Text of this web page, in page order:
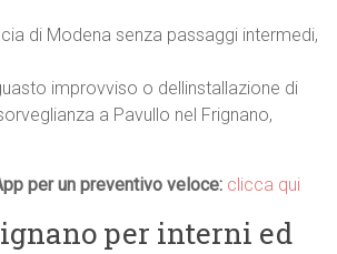
di Modena senza passaggi intermedi,
improvviso o dellinstallazione di
a Pavullo nel Frignano,
per un preventivo veloce: clicca qui
per interni ed